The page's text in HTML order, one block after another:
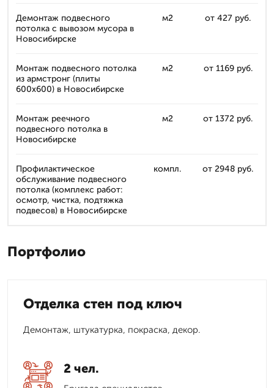
Демонтаж подвесного
потолка с вывозом мусора в
Новосибирске
м2 от 427 руб.
Монтаж подвесного потолка
из армстронг (плиты
600x600) в Новосибирске
м2 от 1169 руб.
Монтаж реечного
подвесного потолка в
Новосибирске
м2 от 1372 руб.
Профилактическое
обслуживаниe подвесного
потолка (комплекс работ:
осмотр, чистка, подтяжка
подвесов) в Новосибирске
компл. от 2948 руб.
Портфолио
Отделка стен под ключ
Демонтаж, штукатурка, покраска, декор.
2 чел.